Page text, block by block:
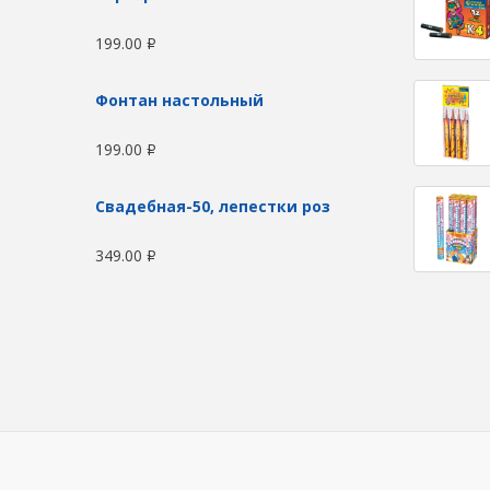
199.00 Р
Фонтан настольный
199.00 Р
Свадебная-50, лепестки роз
349.00 Р